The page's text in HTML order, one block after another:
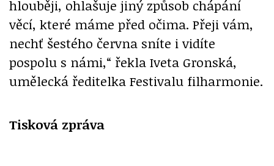
hlouběji, ohlašuje jiný způsob chápání
věcí, které máme před očima. Přeji vám,
nechť šestého června sníte i vidíte
pospolu s námi,“ řekla Iveta Gronská,
umělecká ředitelka Festivalu filharmonie.
Tisková zpráva